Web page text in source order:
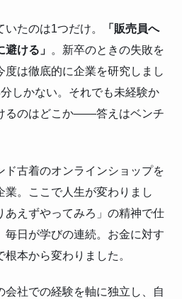
たのは1つだけ。
「販売員へ
ける」 。新卒のときの失敗を
度は徹底的に企業を研究しまし
しかない。それでも未経験か
るのはどこか——答えはベンチ
ド古着のオンラインショップを
業。ここで人生が変わりまし
あえずやってみろ」の精神で仕
毎日が学びの連続。お金に対す
本から変わりました。
会社での経験を軸に独立し、自